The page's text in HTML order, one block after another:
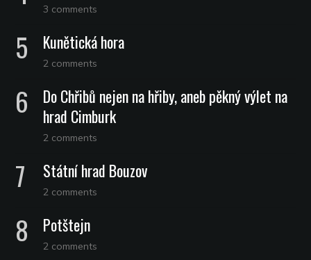
3 comments
Kunětická hora
2 comments
Do Chřibů nejen na hřiby, aneb pěkný výlet na
hrad Cimburk
2 comments
Státní hrad Bouzov
2 comments
Potštejn
2 comments